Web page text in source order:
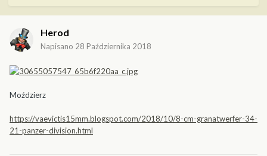
Herod
Napisano 28 Października 2018
Moździerz
https://vaevictis15mm.blogspot.com/2018/10/8-cm-granatwerfer-34-
21-panzer-division.html